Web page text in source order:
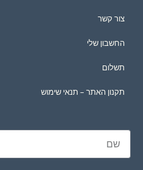
צור קשר
החשבון שלי
תשלום
תקנון האתר – תנאי שימוש